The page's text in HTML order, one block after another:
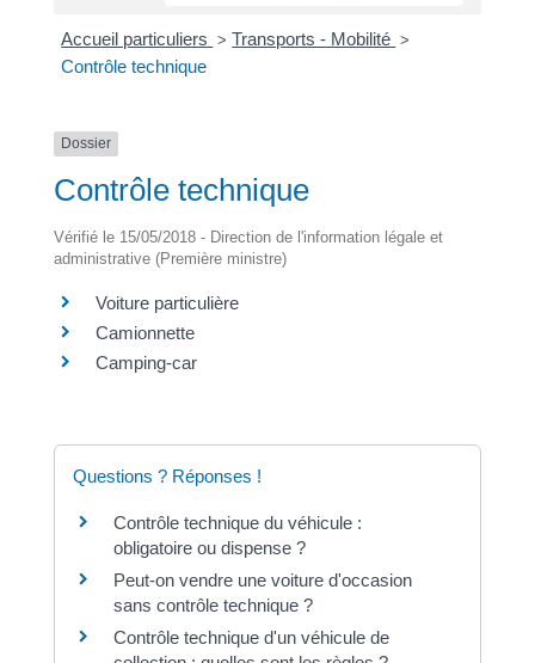
Accueil particuliers > Transports - Mobilité >
Contrôle technique
Dossier
Contrôle technique
Vérifié le 15/05/2018 - Direction de l'information légale et
administrative (Première ministre)
Voiture particulière
Camionnette
Camping-car
Questions ? Réponses !
Contrôle technique du véhicule :
obligatoire ou dispense ?
Peut-on vendre une voiture d'occasion
sans contrôle technique ?
Contrôle technique d'un véhicule de